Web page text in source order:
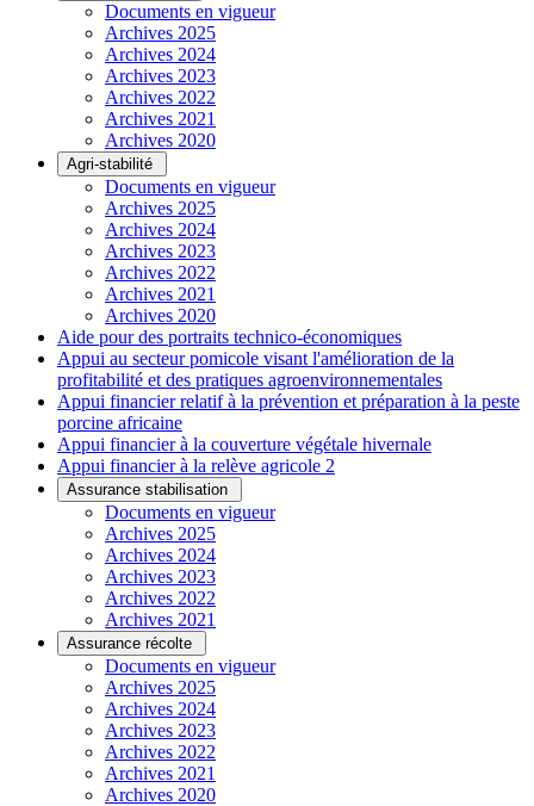
Documents en vigueur
Archives 2025
Archives 2024
Archives 2023
Archives 2022
Archives 2021
Archives 2020
Agri-stabilité
Documents en vigueur
Archives 2025
Archives 2024
Archives 2023
Archives 2022
Archives 2021
Archives 2020
Aide pour des portraits technico-économiques
Appui au secteur pomicole visant l'amélioration de la
profitabilité et des pratiques agroenvironnementales
Appui financier relatif à la prévention et préparation à la peste
porcine africaine
Appui financier à la couverture végétale hivernale
Appui financier à la relève agricole 2
Assurance stabilisation
Documents en vigueur
Archives 2025
Archives 2024
Archives 2023
Archives 2022
Archives 2021
Assurance récolte
Documents en vigueur
Archives 2025
Archives 2024
Archives 2023
Archives 2022
Archives 2021
Archives 2020